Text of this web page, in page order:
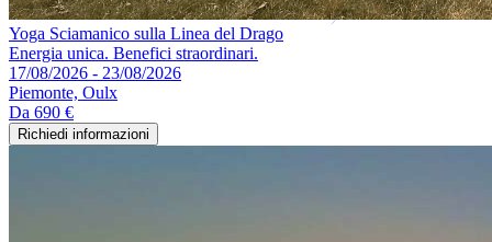
Yoga Sciamanico sulla Linea del Drago
Energia unica. Benefici straordinari.
17/08/2026 - 23/08/2026
Piemonte, Oulx
Da 690 €
Richiedi informazioni